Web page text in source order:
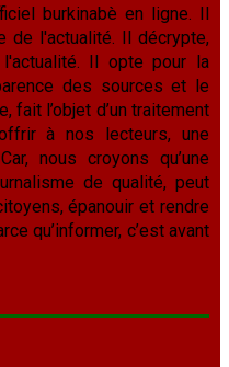
burkinabè en ligne. Il
de l'actualité. Il décrypte,
Il opte pour la
des sources et le
fait l’objet d’un traitement
à nos lecteurs, une
nous croyons qu’une
de qualité, peut
épanouir et rendre
qu’informer, c’est avant